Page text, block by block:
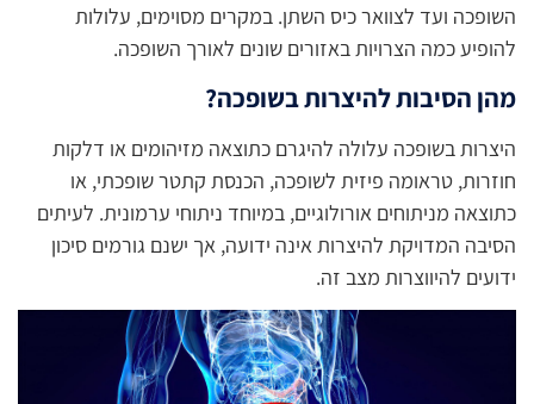
השופכה ועד לצוואר כיס השתן. במקרים מסוימים, עלולות
להופיע כמה הצרויות באזורים שונים לאורך השופכה.
מהן הסיבות להיצרות בשופכה?
היצרות בשופכה עלולה להיגרם כתוצאה מזיהומים או דלקות
חוזרות, טראומה פיזית לשופכה, הכנסת קתטר שופכתי, או
כתוצאה מניתוחים אורולוגיים, במיוחד ניתוחי ערמונית. לעיתים
הסיבה המדויקת להיצרות אינה ידועה, אך ישנם גורמים סיכון
ידועים להיווצרות מצב זה.